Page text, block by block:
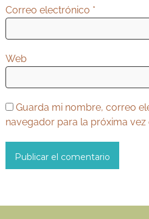
d
Correo electrónico *
Web
Guarda mi nombre, correo
navegador para la próxima vez